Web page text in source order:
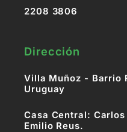
2208 3806
Dirección
Villa Muñoz - Barrio
Uruguay
Casa Central:
Emilio Reus.